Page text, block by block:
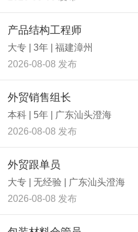
产品结构工程师
大专 | 3年 | 福建漳州
2026-08-08 发布
外贸销售组长
本科 | 5年 | 广东汕头澄海
2026-08-08 发布
外贸跟单员
大专 | 无经验 | 广东汕头澄海
2026-08-08 发布